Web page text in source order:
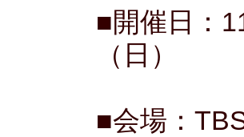
■開催日：
（日）
■会場：